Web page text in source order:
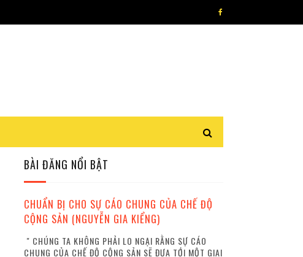
BÀI ĐĂNG NỔI BẬT
CHUẨN BỊ CHO SỰ CÁO CHUNG CỦA CHẾ ĐỘ
CỘNG SẢN (NGUYỄN GIA KIỂNG)
" CHÚNG TA KHÔNG PHẢI LO NGẠI RẰNG SỰ CÁO
CHUNG CỦA CHẾ ĐỘ CỘNG SẢN SẼ ĐƯA TỚI MỘT GIAI